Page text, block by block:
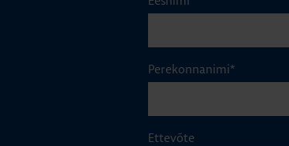
Perekonnanimi*
Ettevõte